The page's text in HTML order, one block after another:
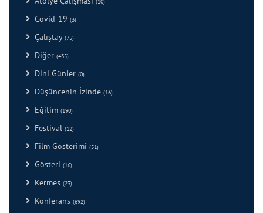
Covid-19 (3)
Çalıştay (75)
Diğer (435)
Dini Günler (0)
Düşüncenin İzinde (16)
Eğitim (190)
Festival (12)
Film Gösterimi (51)
Gösteri (16)
Kermes (23)
Konferans (692)